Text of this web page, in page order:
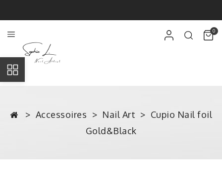
0
Accessoires Nail Art
Cupio Nail foil
Gold&Black